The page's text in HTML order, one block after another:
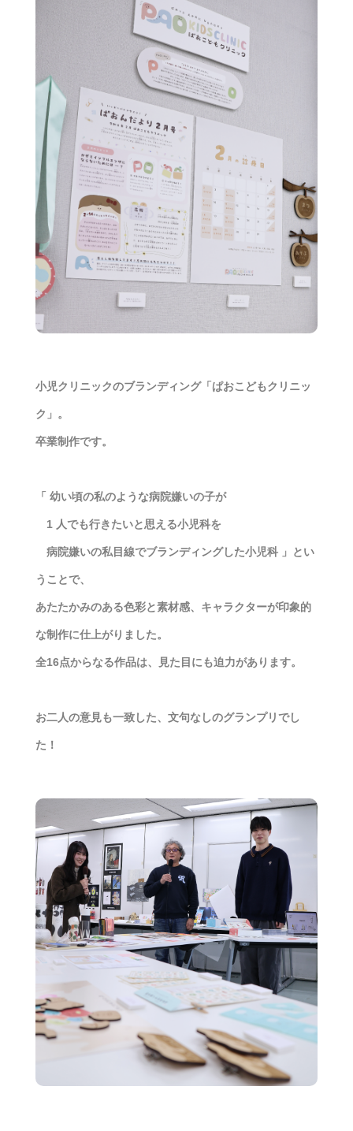
小児クリニックのブランディング「ぱおこどもクリニッ
ク」。
卒業制作です。
「 幼い頃の私のような病院嫌いの子が
1 人でも行きたいと思える小児科を
病院嫌いの私目線でブランディングした小児科 」とい
うことで、
あたたかみのある色彩と素材感、キャラクターが印象的
な制作に仕上がりました。
全16点からなる作品は、見た目にも迫力があります。
お二人の意見も一致した、文句なしのグランプリでし
た！